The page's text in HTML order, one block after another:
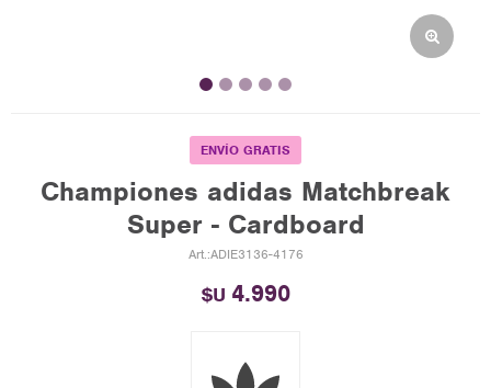
ENVÍO GRATIS
Championes adidas Matchbreak
Super - Cardboard
ADIE3136-4176
$U 4.990